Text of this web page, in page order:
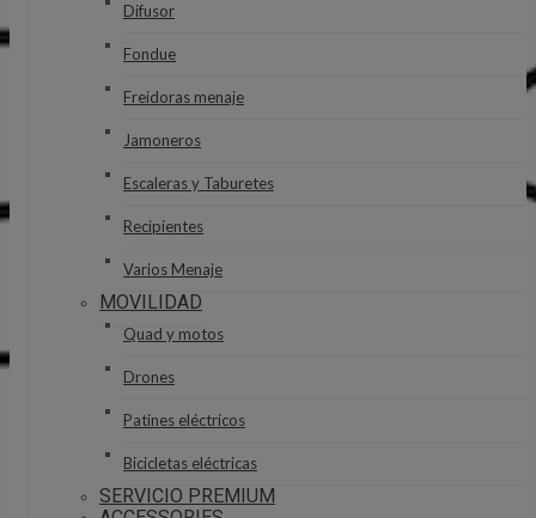
Difusor
Fondue
Freidoras menaje
Jamoneros
Escaleras y Taburetes
Recipientes
Varios Menaje
MOVILIDAD
Quad y motos
Drones
Patines eléctricos
Bicicletas eléctricas
SERVICIO PREMIUM